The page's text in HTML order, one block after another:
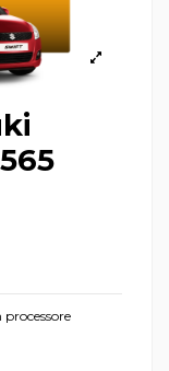
processore